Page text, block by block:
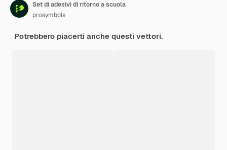
Set di adesivi di ritorno a scuola
prosymbols
Potrebbero piacerti anche questi vettori.